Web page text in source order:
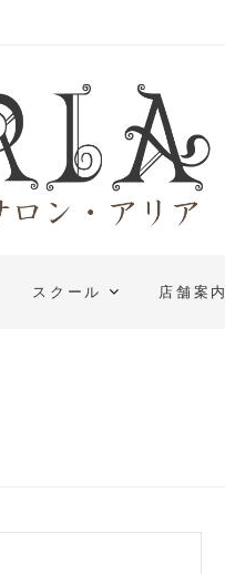
スクール 店舗案内